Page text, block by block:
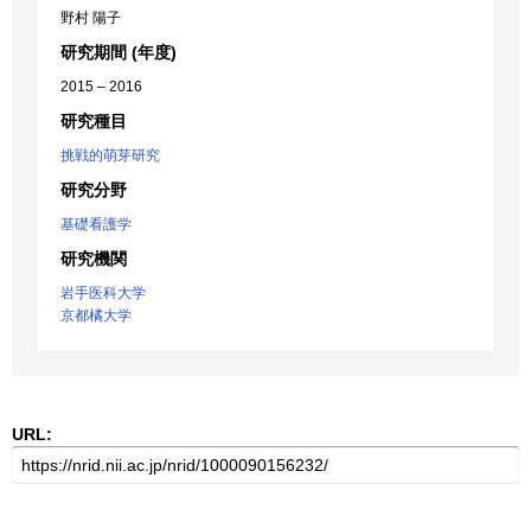
野村 陽子
研究期間 (年度)
2015 – 2016
研究種目
挑戦的萌芽研究
研究分野
基礎看護学
研究機関
岩手医科大学
京都橘大学
URL: